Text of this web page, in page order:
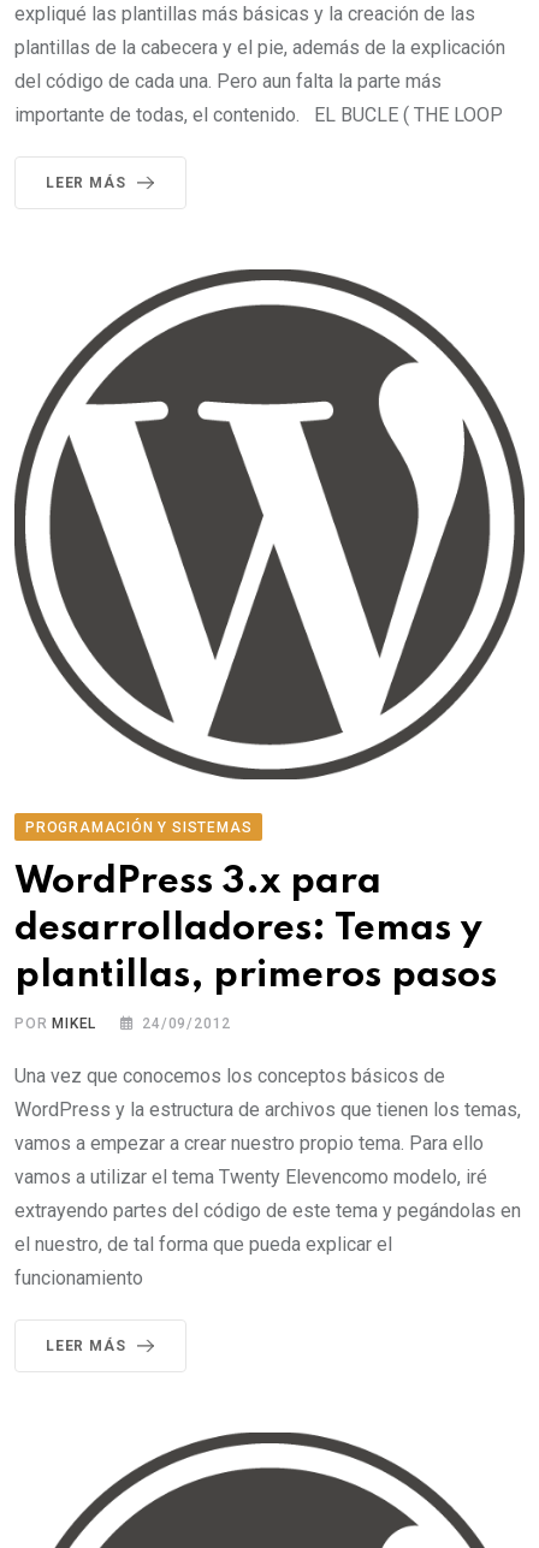
expliqué las plantillas más básicas y la creación de las
plantillas de la cabecera y el pie, además de la explicación
del código de cada una. Pero aun falta la parte más
importante de todas, el contenido. EL BUCLE ( THE LOOP
LEER MÁS
PROGRAMACIÓN Y SISTEMAS
WordPress 3.x para
desarrolladores: Temas y
plantillas, primeros pasos
PORMIKEL 24/09/2012
Una vez que conocemos los conceptos básicos de
WordPress y la estructura de archivos que tienen los temas,
vamos a empezar a crear nuestro propio tema. Para ello
vamos a utilizar el tema Twenty Elevencomo modelo, iré
extrayendo partes del código de este tema y pegándolas en
el nuestro, de tal forma que pueda explicar el
funcionamiento
LEER MÁS